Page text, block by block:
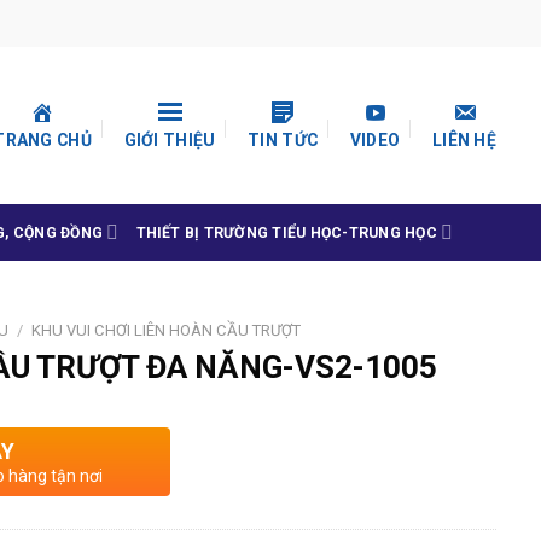
CHỦ GIỚI THIỆU TIN TỨC VIDEO LIÊN HỆ
CỘNG ĐỒNG THIẾT BỊ TRƯỜNG TIỂU HỌC-TRUNG HỌC
/ KHU VUI CHƠI LIÊN HOÀN CẦU TRƯỢT
TRƯỢT ĐA NĂNG-VS2-1005
hàng tận nơi